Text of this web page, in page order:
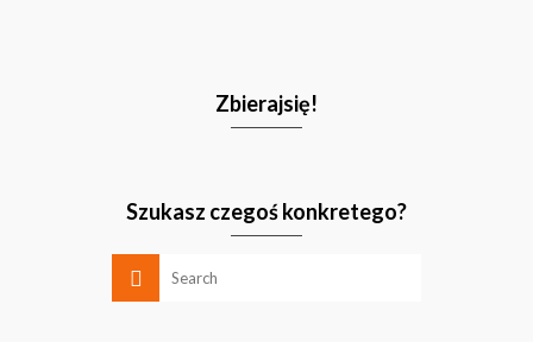
Zbierajsię!
Szukasz czegoś konkretego?